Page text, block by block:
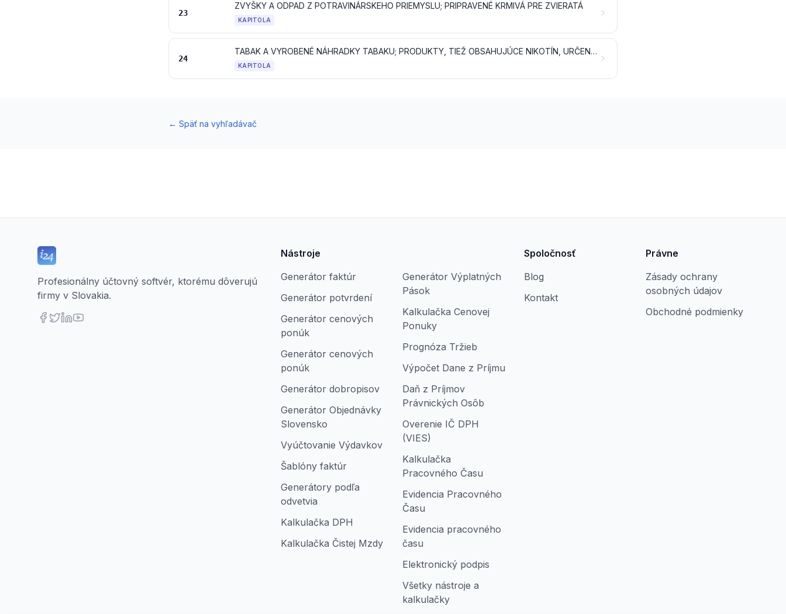
23
ZVYŠKY A ODPAD Z POTRAVINÁRSKEHO PRIEMYSLU; PRIPRAVENÉ KRMIVÁ PRE ZVIERATÁ
KAPITOLA
24
TABAK A VYROBENÉ NÁHRADKY TABAKU; PRODUKTY, TIEŽ OBSAHUJÚCE NIKOTÍN, URČENÉ NA INHALÁCIU BEZ HORENIA; OSTATNÉ VÝROBKY OBSAHUJÚCE NIKOTÍN URČENÉ NA PRÍJEM NIKOTÍNU ĽUDSKÝM TELOM
KAPITOLA
← Späť na vyhľadávač
Profesionálny účtovný softvér, ktorému dôverujú
firmy v Slovakia.
Nástroje
Generátor faktúr
Generátor potvrdení
Generátor cenových
ponúk
Generátor cenových
ponúk
Generátor dobropisov
Generátor Objednávky
Slovensko
Vyúčtovanie Výdavkov
Šablóny faktúr
Generátory podľa
odvetvia
Kalkulačka DPH
Kalkulačka Čistej Mzdy
Generátor Výplatných
Pások
Kalkulačka Cenovej
Ponuky
Prognóza Tržieb
Výpočet Dane z Príjmu
Daň z Príjmov
Právnických Osôb
Overenie IČ DPH
(VIES)
Kalkulačka
Pracovného Času
Evidencia Pracovného
Času
Evidencia pracovného
času
Elektronický podpis
Všetky nástroje a
kalkulačky
Spoločnosť
Blog
Kontakt
Právne
Zásady ochrany
osobných údajov
Obchodné podmienky